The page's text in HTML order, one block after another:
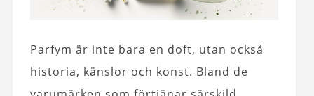
Parfym är inte bara en doft, utan också
historia, känslor och konst. Bland de